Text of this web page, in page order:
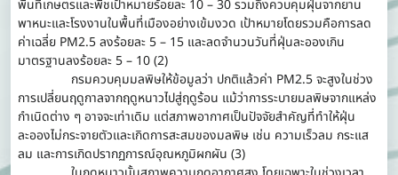
พื้นที่เกษตรและพืชเป้าหมายร้อยละ 10 – 30 รวมถึงควบคุมฝุ่นจากยาน
พาหนะและโรงงานในพื้นที่เมืองอย่างเข้มงวด เป้าหมายโดยรวมคือการลด
ค่าเฉลี่ย PM2.5 ลงร้อยละ 5 – 15 และลดจำนวนวันที่ฝุ่นละอองเกิน
มาตรฐานลงร้อยละ 5 – 10 (2)
กรมควบคุมมลพิษให้ข้อมูลว่า ปกติแล้วค่า PM2.5 จะสูงในช่วง
การเปลี่ยนฤดูกาลจากฤดูหนาวไปสู่ฤดูร้อน แม้ว่าการระบายมลพิษจากแหล่ง
กำเนิดต่าง ๆ อาจจะเท่าเดิม แต่สภาพอากาศเป็นปัจจัยสำคัญที่ทำให้ฝุ่น
ละอองไม่กระจายตัวและเกิดการสะสมของมลพิษ เช่น ความเร็วลม กระแส
ลม และการเกิดปรากฏการณ์อุณหภูมิผกผัน (3)